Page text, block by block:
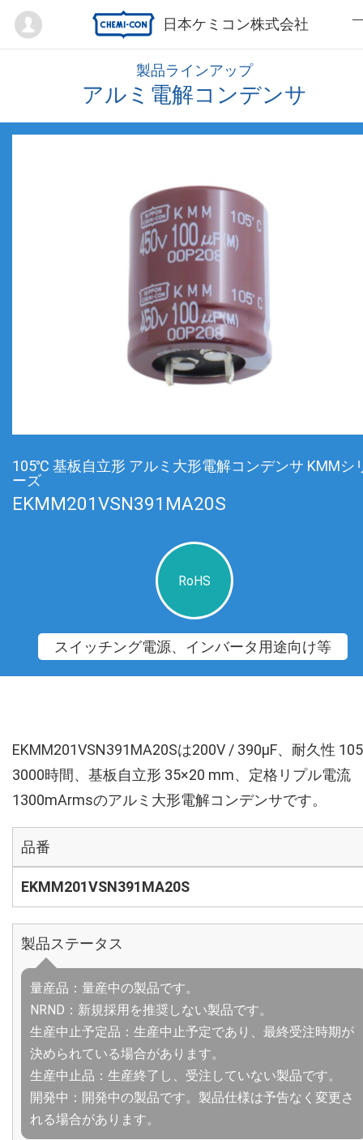
日本ケミコン株式会社
Mypage
製品ラインアップ
アルミ電解コンデンサ
105℃ 基板自立形 アルミ大形電解コンデンサ KMMシ
ーズ
EKMM201VSN391MA20S
RoHS
スイッチング電源、インバータ用途向け等
EKMM201VSN391MA20Sは200V / 390µF、耐久性
3000時間、基板自立形 35×20 mm、定格リプル電流
1300mArmsのアルミ大形電解コンデンサです。
品番
EKMM201VSN391MA20S
製品ステータス
量産品：量産中の製品です。
NRND：新規採用を推奨しない製品です。
生産中止予定品：生産中止予定であり、最終受注時期が
決められている場合があります。
生産中止品：生産終了し、受注していない製品です。
開発中：開発中の製品です。製品仕様は予告なく変更さ
れる場合があります。